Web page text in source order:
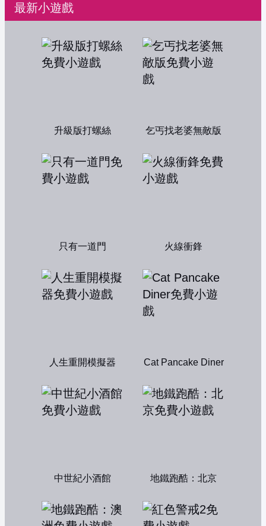
最新小遊戲
升級版打螺絲 乞丐找老婆無敵版
只有一道門 火線衝鋒
人生重開模擬器 Cat Pancake Diner
中世紀小酒館 地鐵跑酷：北京